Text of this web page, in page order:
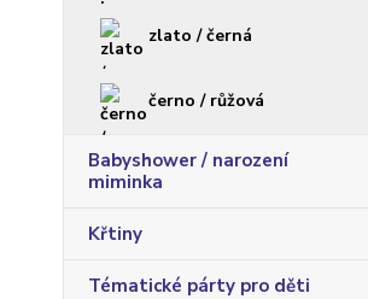
zlato / černá
černo / růžová
Babyshower / narození
miminka
Křtiny
Tématické párty pro děti